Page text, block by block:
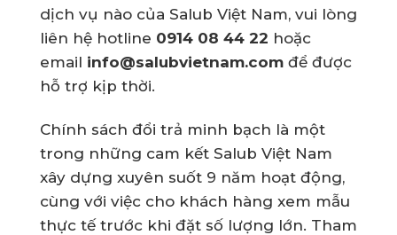
dịch vụ nào của Salub Việt Nam, vui lòng
liên hệ hotline 0914 08 44 22 hoặc
email info@salubvietnam.com để được
hỗ trợ kịp thời.
Chính sách đổi trả minh bạch là một
trong những cam kết Salub Việt Nam
xây dựng xuyên suốt 9 năm hoạt động,
cùng với việc cho khách hàng xem mẫu
thực tế trước khi đặt số lượng lớn. Tham